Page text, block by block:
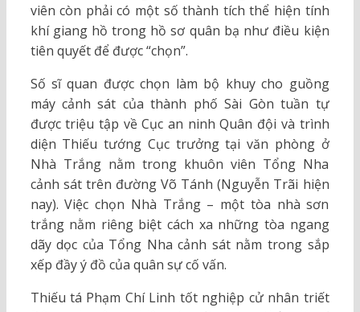
viên còn phải có một số thành tích thể hiện tính
khí giang hồ trong hồ sơ quân bạ như điều kiện
tiên quyết để được “chọn”.
Số sĩ quan được chọn làm bộ khuy cho guồng
máy cảnh sát của thành phố Sài Gòn tuần tự
được triệu tập về Cục an ninh Quân đội và trình
diện Thiếu tướng Cục trưởng tại văn phòng ở
Nhà Trắng nằm trong khuôn viên Tổng Nha
cảnh sát trên đường Võ Tánh (Nguyễn Trãi hiện
nay). Việc chọn Nhà Trắng – một tòa nhà sơn
trắng nằm riêng biệt cách xa những tòa ngang
dãy dọc của Tổng Nha cảnh sát nằm trong sắp
xếp đầy ý đồ của quân sự cố vấn.
Thiếu tá Phạm Chí Linh tốt nghiệp cử nhân triết